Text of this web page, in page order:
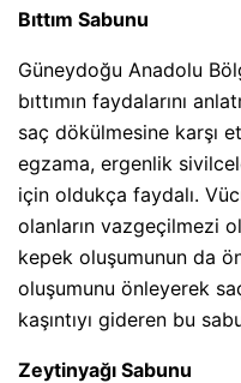
Bıttım Sabunu
Güneydoğu Anadolu
bıttımın faydalarını
saç dökülmesine karşı
egzama, ergenlik
için oldukça faydalı.
olanların vazgeçilmezi
kepek oluşumunun da
oluşumunu önleyerek
kaşıntıyı gideren bu
Zeytinyağı Sabunu